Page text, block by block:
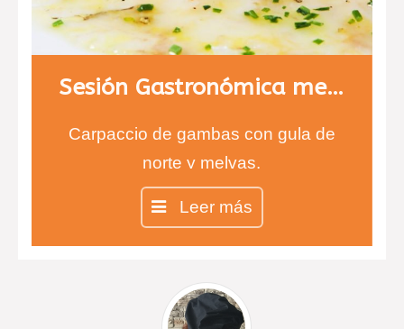
Sesión Gastronómica menú 1
Carpaccio de gambas con gula de
norte y melvas.
Entrecot con salsa de queso
infusionada con tomillo y risotto de
ceps.
Leer más